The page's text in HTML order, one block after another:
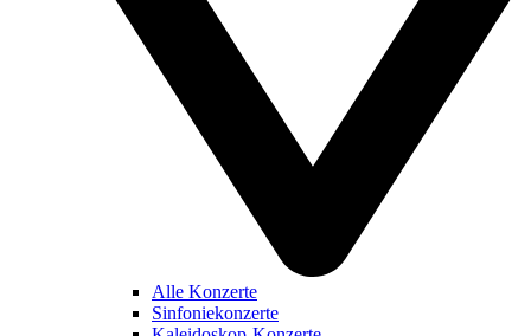
Alle Konzerte
Sinfoniekonzerte